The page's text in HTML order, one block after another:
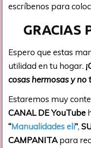
escríbenos para
GRACIAS
Espero que estas
utilidad en tu hogar.
cosas hermosas y no
Estaremos muy
CANAL DE YouTube
“Manualidades eli”,
CAMPANITApara